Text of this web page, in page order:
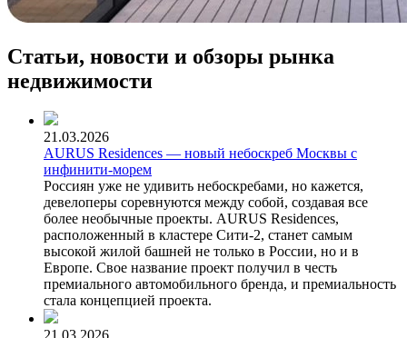
Статьи, новости и обзоры рынка
недвижимости
21.03.2026
AURUS Residences — новый небоскреб Москвы с
инфинити-морем
Россиян уже не удивить небоскребами, но кажется,
девелоперы соревнуются между собой, создавая все
более необычные проекты. AURUS Residences,
расположенный в кластере Сити-2, станет самым
высокой жилой башней не только в России, но и в
Европе. Свое название проект получил в честь
премиального автомобильного бренда, и премиальность
стала концепцией проекта.